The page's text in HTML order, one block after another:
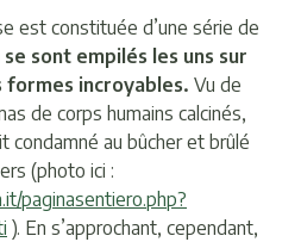
est constituée d’une série de
sont empilés les uns sur
formes incroyables. Vu de
de corps humains calcinés,
condamné au bûcher et brûlé
(photo ici :
paginasentiero.php?
). En s’approchant, cependant,